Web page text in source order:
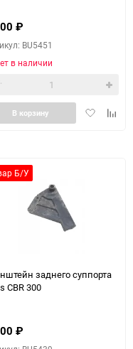
₽
BU5451
в наличии
Добавить
В корзину
Б/У
заднего суппорта
CBR 300
₽